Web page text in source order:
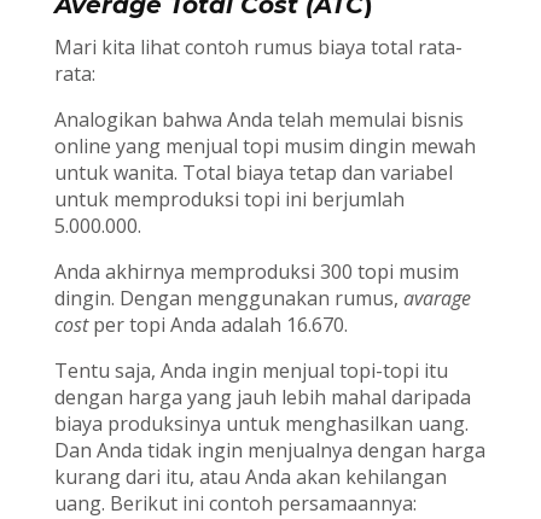
Mari kita lihat contoh rumus biaya total rata-
rata:
Analogikan bahwa Anda telah memulai bisnis
online yang menjual topi musim dingin mewah
untuk wanita. Total biaya tetap dan variabel
untuk memproduksi topi ini berjumlah
5.000.000.
Anda akhirnya memproduksi 300 topi musim
dingin. Dengan menggunakan rumus, avarage
costper topi Anda adalah 16.670.
Tentu saja, Anda ingin menjual topi-topi itu
dengan harga yang jauh lebih mahal daripada
biaya produksinya untuk menghasilkan uang.
Dan Anda tidak ingin menjualnya dengan harga
kurang dari itu, atau Anda akan kehilangan
uang. Berikut ini contoh persamaannya: